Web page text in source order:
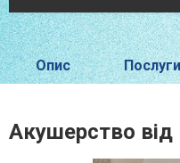
Опис
Акушерство